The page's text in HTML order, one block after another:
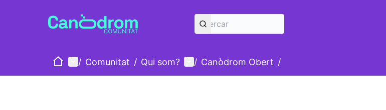
IniciMenú principal
/ Comunitat / Qui som? Menú d'usuari
/ Canòdrom Obert /